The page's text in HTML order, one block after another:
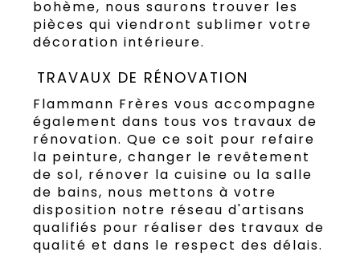
bohème, nous saurons trouver les
pièces qui viendront sublimer votre
décoration intérieure.
TRAVAUX DE RÉNOVATION
Flammann Frères vous accompagne
également dans tous vos travaux de
rénovation. Que ce soit pour refaire
la peinture, changer le revêtement
de sol, rénover la cuisine ou la salle
de bains, nous mettons à votre
disposition notre réseau d'artisans
qualifiés pour réaliser des travaux de
qualité et dans le respect des délais.